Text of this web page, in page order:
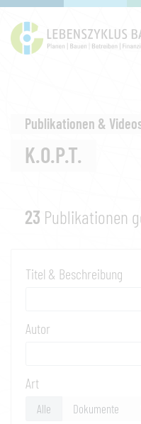
Publikationen &
K.O.P.T.
23 Publikationen
Titel & Beschreibung
Autor
Art
Alle Dokumente